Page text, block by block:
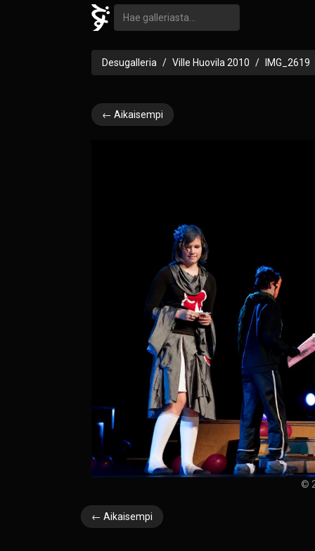
Desugalleria Ville Huovila 2010 IMG_2619
← Aikaisempi
©
← Aikaisempi